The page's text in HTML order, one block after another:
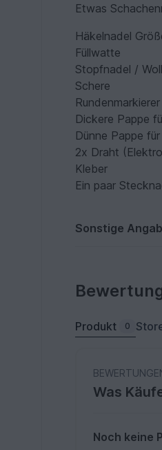
Etwas
Häkelnadel
Füllwatte
Stopfnadel /
Schere
Dickere Pappe
Dünne Pappe
2x Draht
Kleber
Ein paar
Sonstige
Produkt 0
Was
Noch keine